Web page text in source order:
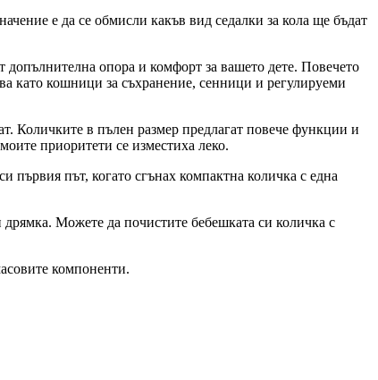
е да се обмисли какъв вид седалки за кола ще бъдат
допълнителна опора и комфорт за вашето дете. Повечето
като кошници за съхранение, сенници и регулируеми
Количките в пълен размер предлагат повече функции и
приоритети се изместиха леко.
първия път, когато сгънах компактна количка с една
дрямка. Можете да почистите бебешката си количка с
компоненти.